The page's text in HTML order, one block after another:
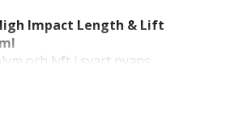
Impact Length & Lift
och lyft i svart nyans.
kombinerar en flexibel, krämig
borste för att ge fransarna